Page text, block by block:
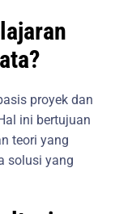
proyek dan
ini bertujuan
teori yang
solusi yang